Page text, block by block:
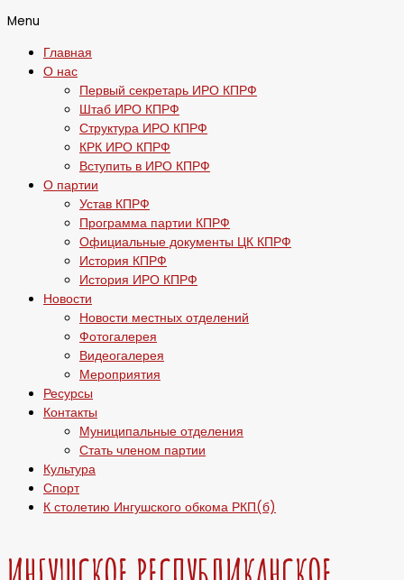
Menu
Главная
О нас
Первый секретарь ИРО КПРФ
Штаб ИРО КПРФ
Структура ИРО КПРФ
КРК ИРО КПРФ
Вступить в ИРО КПРФ
О партии
Устав КПРФ
Программа партии КПРФ
Официальные документы ЦК КПРФ
История КПРФ
История ИРО КПРФ
Новости
Новости местных отделений
Фотогалерея
Видеогалерея
Мероприятия
Ресурсы
Контакты
Муниципальные отделения
Стать членом партии
Культура
Спорт
К столетию Ингушского обкома РКП(б)